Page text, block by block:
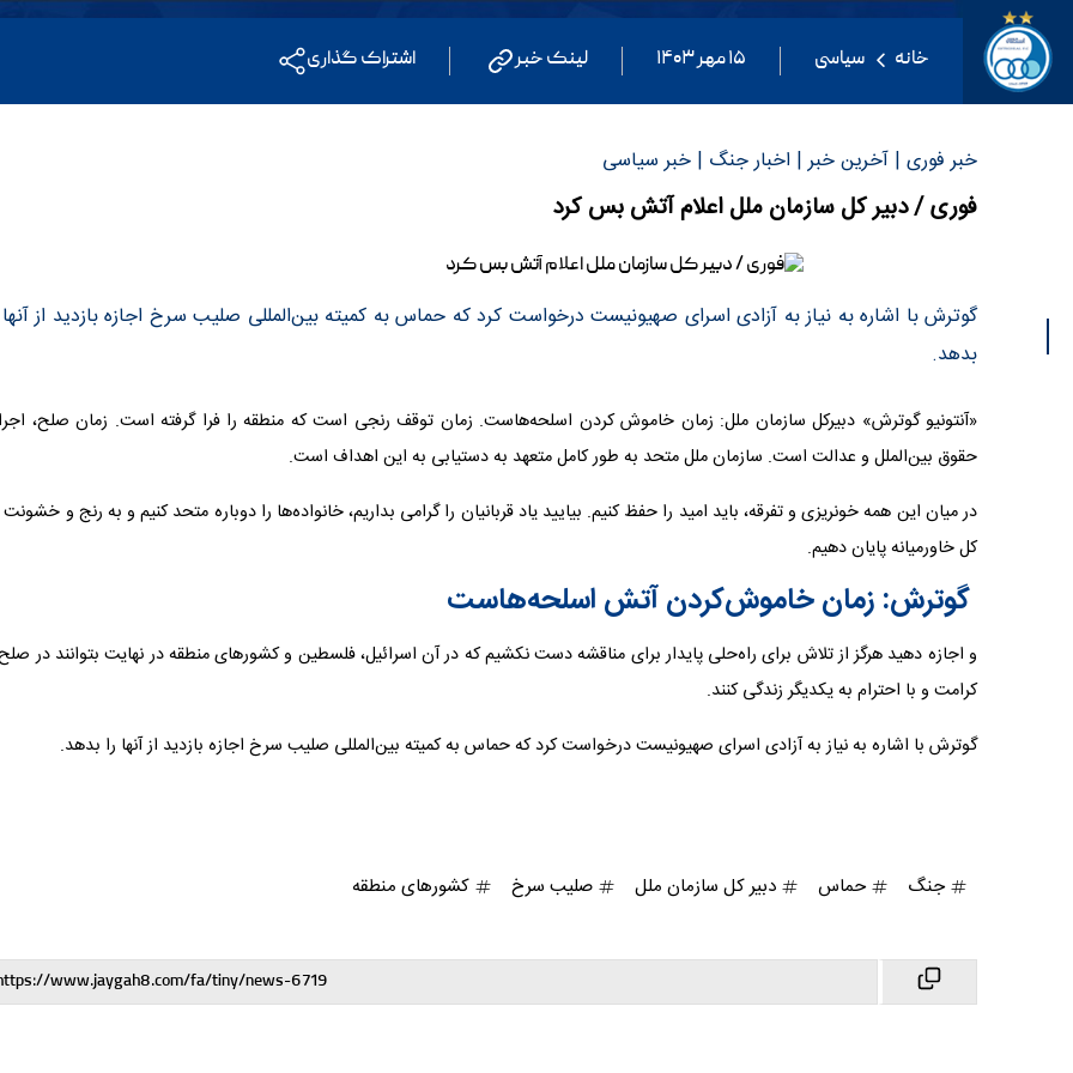
خانه سیاسی ۱۵ مهر ۱۴۰۳ لینک خبر اشتراک گذاری
خبر فوری | آخرین خبر | اخبار جنگ | خبر سیاسی
فوری / دبیر کل سازمان ملل اعلام آتش بس کرد
گوترش با اشاره به نیاز به آزادی اسرای صهیونیست درخواست کرد که حماس به کمیته بین‌المللی صلیب سرخ اجازه بازدید از آنها
بدهد.
«آنتونیو گوترش» دبیرکل سازمان ملل: زمان خاموش کردن اسلحه‌هاست. زمان توقف رنجی است که منطقه را فرا گرفته است. زمان صلح،
حقوق بین‌الملل و عدالت است. سازمان ملل متحد به طور کامل متعهد به دستیابی به این اهداف است.
در میان این همه خونریزی و تفرقه، باید امید را حفظ کنیم. بیایید یاد قربانیان را گرامی بداریم، خانواده‌ها را دوباره متحد کنیم و به رنج و
کل خاورمیانه پایان دهیم.
گوترش: زمان خاموش‌کردن آتش اسلحه‌هاست
و اجازه دهید هرگز از تلاش برای راه‌حلی پایدار برای مناقشه دست نکشیم که در آن اسرائیل، فلسطین و کشورهای منطقه در نهایت بتوانند در
کرامت و با احترام به یکدیگر زندگی کنند.
گوترش با اشاره به نیاز به آزادی اسرای صهیونیست درخواست کرد که حماس به کمیته بین‌المللی صلیب سرخ اجازه بازدید از آنها را بدهد.
جنگ حماس دبیر کل سازمان ملل صلیب سرخ کشورهای منطقه